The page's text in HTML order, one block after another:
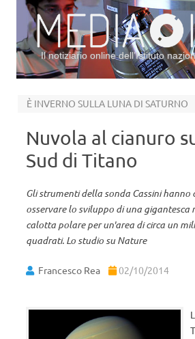
Il notiziario online dell’Istituto
È INVERNO SULLA LUNA DI SATURNO
Nuvola al cianuro
Sud di Titano
Gli strumenti della sonda Cassini hanno
osservare lo sviluppo di una gigantesca
calotta polare per un'area di circa un
quadrati. Lo studio su Nature
Francesco Rea 02/10/2014